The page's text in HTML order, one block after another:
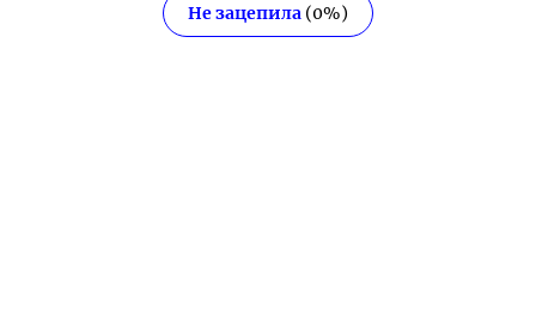
Не зацепила (0%)